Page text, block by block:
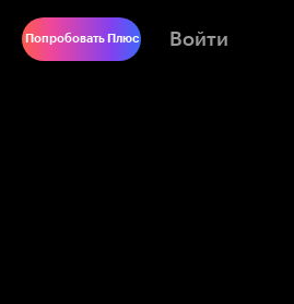
Попробовать Плюс Войти